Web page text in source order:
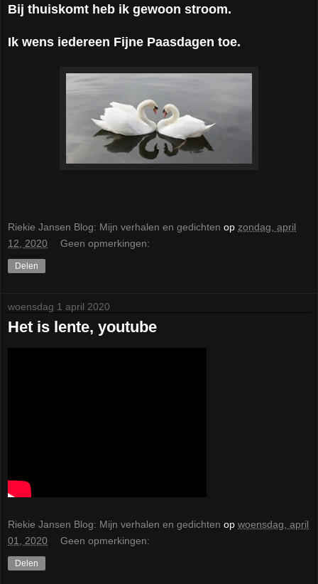
Bij thuiskomt heb ik gewoon stroom.
Ik wens iedereen Fijne Paasdagen toe.
Riekie Jansen Blog: Mijn verhalen en gedichten op zondag, april
12, 2020
Geen opmerkingen:
Delen
woensdag 1 april 2020
Het is lente, youtube
Riekie Jansen Blog: Mijn verhalen en gedichten op woensdag, april
01, 2020
Geen opmerkingen:
Delen